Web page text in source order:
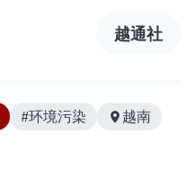
越通社
#环境污染 越南